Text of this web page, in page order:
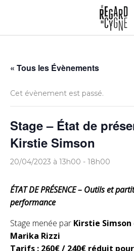
« Tous les Évènements
Cet évènement est passé.
Stage – État de
Kirstie Simson
20/04/2023 à 13h00 - 18h00
ÉTAT DE PRÉSENCE– Outils et
performance
Stage menée par Kirstie Simson
Marika Rizzi
Tarifs : 260€ / 240€ réduit